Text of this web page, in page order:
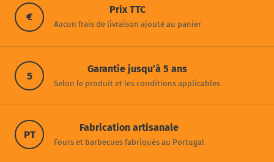
€
Prix TTC
Aucun frais de livraison ajouté au panier
5
Garantie jusqu’à 5 ans
Selon le produit et les conditions applicables
PT
Fabrication artisanale
Fours et barbecues fabriqués au Portugal